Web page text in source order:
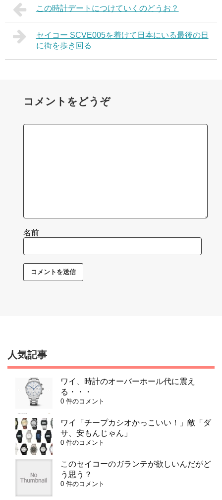
この時計デートにつけていくのどうお？
セイコー SCVE005を着けて日本にいる最後の日
に街を歩き回る
コメントをどうぞ
名前
人気記事
ワイ、時計のオーバーホール代に震え
る・・・
0 件のコメント
ワイ「チープカシオかっこいい！」敵「ダ
サ、安もんじゃん」
0 件のコメント
このセイコーのガランテが欲しいんだがど
う思う？
0 件のコメント